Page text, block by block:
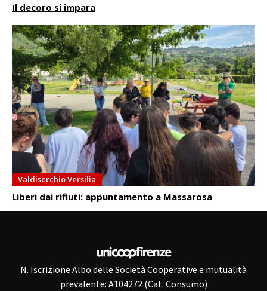
Il decoro si impara
Valdiserchio Versilia
Liberi dai rifiuti: appuntamento a Massarosa
N. Iscrizione Albo delle Società Cooperative e mutualità
prevalente: A104272 (Cat. Consumo)